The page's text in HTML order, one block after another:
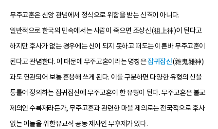
무주고혼은 신앙 관념에서 정식으로 위함을 받는 신격이 아니다.
일반적으로 한국의 민속에서는 사람이 죽으면 조상신(祖上神)이 된다고
하지만 후사가 없는 경우에는 신이 되지 못하고 떠도는 이른바 무주고혼이
된다고 관념한다. 이 때문에 무주고혼이라는 명칭은잡귀잡신(雜鬼雜神)
과도 연관되어 보통 혼용해 쓰게 된다. 이를 구분하면 다양한 유형의 신을
통틀어 정의하는 잡귀잡신에 무주고혼이 한 유형이 된다. 무주고혼은 불교
제의인 수륙재라든가, 무주고혼과 관련한 마을 제의로는 전국적으로 후사
없는 이들을 위한유교식 공동 제사인 무후제가 있다.